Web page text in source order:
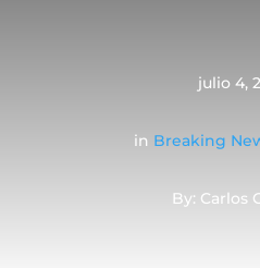
julio 4,
in Breaking
By: Carlos